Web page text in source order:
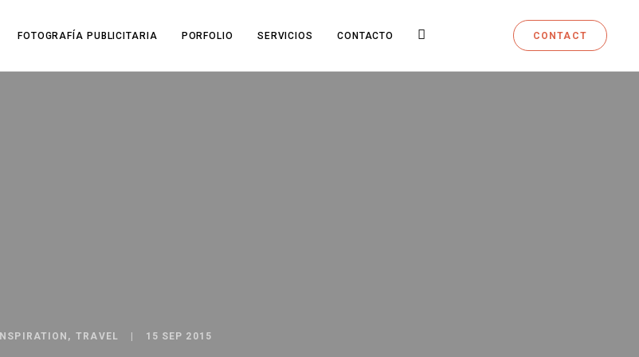
CONTACT
FOTOGRAFÍA PUBLICITARIA PORFOLIO SERVICIOS CONTACTO
INSPIRATION TRAVEL 15 SEP 2015